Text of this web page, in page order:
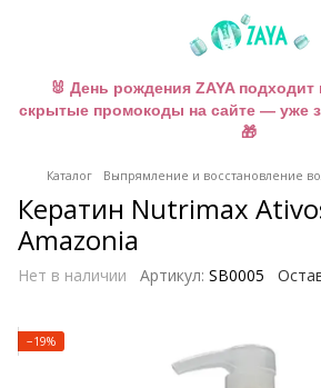
🐰 День рождения ZAYA
скрытые промокоды на сайте — уже
🎁
Каталог Выпрямление и восстановление
Кератин Nutrimax
Amazonia
Нет в наличии Артикул: SB0005
−19%